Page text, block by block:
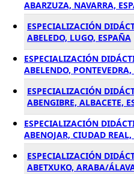
ABARZUZA, NAVARRA,
ESPECIALIZACIÓN
ABELEDO, LUGO, ESPAÑA
ESPECIALIZACIÓN
ABELENDO,
ESPECIALIZACIÓN
ABENGIBRE, ALBACETE,
ESPECIALIZACIÓN
ABENOJAR, CIUDAD REAL,
ESPECIALIZACIÓN
ABETXUKO, ARABA/